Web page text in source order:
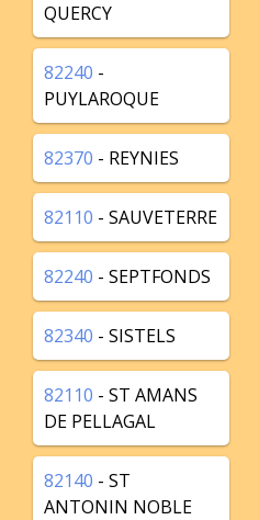
QUERCY
82240 -
PUYLAROQUE
82370 - REYNIES
82110 - SAUVETERRE
82240 - SEPTFONDS
82340 - SISTELS
82110 - ST AMANS
DE PELLAGAL
82140 - ST
ANTONIN NOBLE